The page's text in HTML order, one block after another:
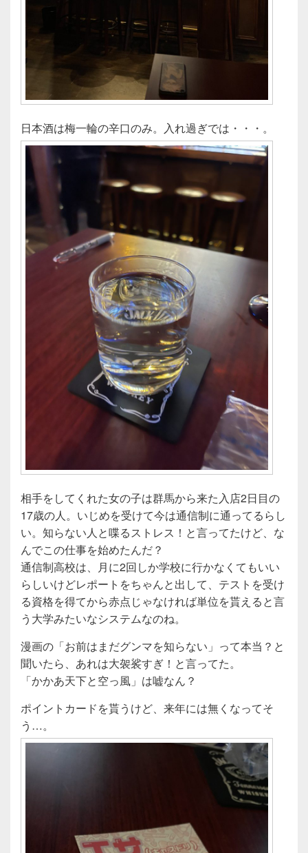
日本酒は梅一輪の辛口のみ。入れ過ぎでは・・・。
相手をしてくれた女の子は群馬から来た入店2日目の
17歳の人。いじめを受けて今は通信制に通ってるらし
い。知らない人と喋るストレス！と言ってたけど、な
んでこの仕事を始めたんだ？
通信制高校は、月に2回しか学校に行かなくてもいい
らしいけどレポートをちゃんと出して、テストを受け
る資格を得てから赤点じゃなければ単位を貰えると言
う大学みたいなシステムなのね。
漫画の「お前はまだグンマを知らない」って本当？と
聞いたら、あれは大袈裟すぎ！と言ってた。
「かかあ天下と空っ風」は嘘なん？
ポイントカードを貰うけど、来年には無くなってそ
う…。